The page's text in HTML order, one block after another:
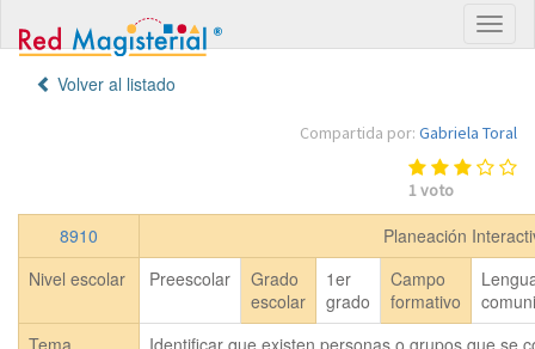
Volver al listado
Compartida por: Gabriela Toral
1voto
8910
Planeación
Nivel escolar
Preescolar
Grado
escolar
1er
grado
Campo
formativo
Tema
Identificar que existen personas o grupos que se